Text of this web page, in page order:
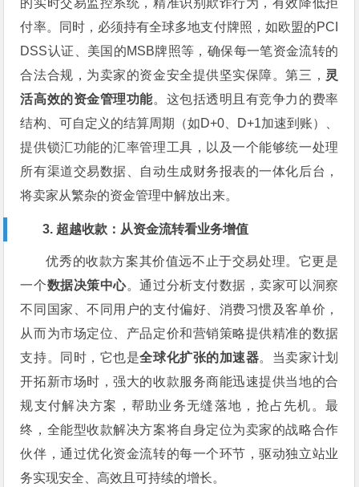
付率。同时，必须持有全球多地支付牌照，如欧盟的PCI
DSS认证、美国的MSB牌照等，确保每一笔资金流转的
合法合规，为卖家的资金安全提供坚实保障。第三， 灵
活高效的资金管理功能。这包括透明且有竞争力的费率
结构、可自定义的结算周期（如D+0、D+1加速到账）、
提供锁汇功能的汇率管理工具，以及一个能够统一处理
所有渠道交易数据、自动生成财务报表的一体化后台，
将卖家从繁杂的资金管理中解放出来。
3. 超越收款：从资金流转看业务增值
优秀的收款方案其价值远不止于交易处理。它更是
一个数据决策中心。通过分析支付数据，卖家可以洞察
不同国家、不同用户的支付偏好、消费习惯及客单价，
从而为市场定位、产品定价和营销策略提供精准的数据
支持。同时，它也是全球化扩张的加速器。当卖家计划
开拓新市场时，强大的收款服务商能迅速提供当地的合
规支付解决方案，帮助业务无缝落地，抢占先机。最
终，全能型收款解决方案将自身定位为卖家的战略合作
伙伴，通过优化资金流转的每一个环节，驱动独立站业
务实现安全、高效且可持续的增长。